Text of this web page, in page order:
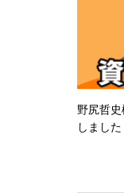
野尻哲
しました